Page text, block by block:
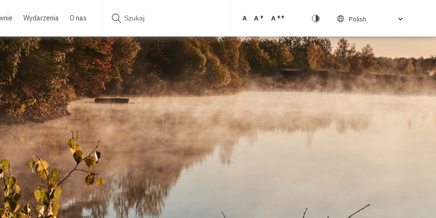
Wydarzenia O nas A A + A ++